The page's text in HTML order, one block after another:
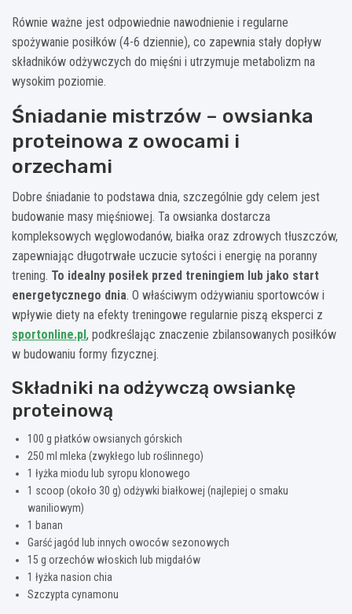
Równie ważne jest odpowiednie nawodnienie i regularne
spożywanie posiłków (4-6 dziennie), co zapewnia stały dopływ
składników odżywczych do mięśni i utrzymuje metabolizm na
wysokim poziomie.
Śniadanie mistrzów – owsianka
proteinowa z owocami i
orzechami
Dobre śniadanie to podstawa dnia, szczególnie gdy celem jest
budowanie masy mięśniowej. Ta owsianka dostarcza
kompleksowych węglowodanów, białka oraz zdrowych tłuszczów,
zapewniając długotrwałe uczucie sytości i energię na poranny
trening. To idealny posiłek przed treningiem lub jako start
energetycznego dnia. O właściwym odżywianiu sportowców i
wpływie diety na efekty treningowe regularnie piszą eksperci z
sportonline.pl, podkreślając znaczenie zbilansowanych posiłków
w budowaniu formy fizycznej.
Składniki na odżywczą owsiankę
proteinową
100 g płatków owsianych górskich
250 ml mleka (zwykłego lub roślinnego)
1 łyżka miodu lub syropu klonowego
1 scoop (około 30 g) odżywki białkowej (najlepiej o smaku
waniliowym)
1 banan
Garść jagód lub innych owoców sezonowych
15 g orzechów włoskich lub migdałów
1 łyżka nasion chia
Szczypta cynamonu